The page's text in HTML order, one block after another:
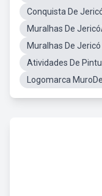
Conquista De
Muralhas De
Muralhas De
Atividades De
Logomarca